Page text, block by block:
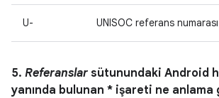
U- UNISOC referans numarası
5. Referanslar sütunundaki Android
yanında bulunan * işareti ne anlama